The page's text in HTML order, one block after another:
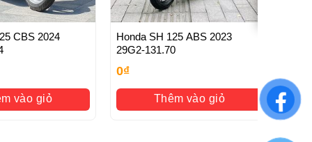
CBS 2024
vào giỏ
Honda SH 125 ABS 2023
29G2-131.70
0₫
Thêm vào giỏ